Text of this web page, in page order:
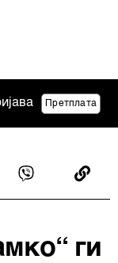
Претплата
ги